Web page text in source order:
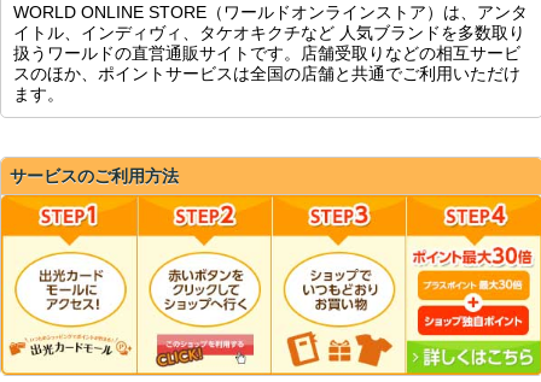
WORLD ONLINE STORE（ワールドオンラインストア）は、アンタ
イトル、インディヴィ、タケオキクチなど 人気ブランドを多数取り
扱うワールドの直営通販サイトです。店舗受取りなどの相互サービ
スのほか、ポイントサービスは全国の店舗と共通でご利用いただけ
ます。
サービスのご利用方法